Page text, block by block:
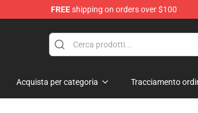
FREEshipping on orders over $100
Shop
Acquista per categoria Tracciamento